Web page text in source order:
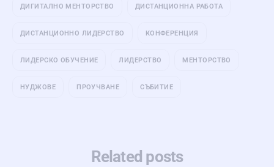
ДИГИТАЛНО МЕНТОРСТВО ДИСТАНЦИОННА РАБОТА
ДИСТАНЦИОННО ЛИДЕРСТВО КОНФЕРЕНЦИЯ
ЛИДЕРСКО ОБУЧЕНИЕ ЛИДЕРСТВО МЕНТОРСТВО
НУДЖОВЕ ПРОУЧВАНЕ СЪБИТИЕ
Related posts